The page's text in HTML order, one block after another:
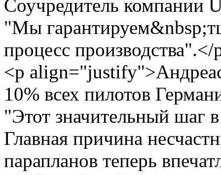
Соучредитель компании
"Мы
процесс производства".</
<p
10% всех пилотов
"Этот значительный шаг
Главная причина
парапланов теперь